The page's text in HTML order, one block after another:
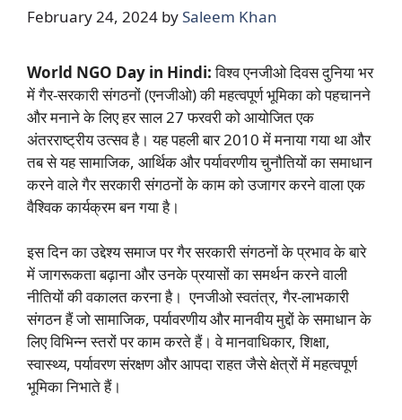
February 24, 2024 bySaleem Khan
World NGO Day in Hindi:विश्व एनजीओ दिवस दुनिया भर
में गैर-सरकारी संगठनों (एनजीओ) की महत्वपूर्ण भूमिका को पहचानने
और मनाने के लिए हर साल 27 फरवरी को आयोजित एक
अंतरराष्ट्रीय उत्सव है। यह पहली बार 2010 में मनाया गया था और
तब से यह सामाजिक, आर्थिक और पर्यावरणीय चुनौतियों का समाधान
करने वाले गैर सरकारी संगठनों के काम को उजागर करने वाला एक
वैश्विक कार्यक्रम बन गया है।
इस दिन का उद्देश्य समाज पर गैर सरकारी संगठनों के प्रभाव के बारे
में जागरूकता बढ़ाना और उनके प्रयासों का समर्थन करने वाली
नीतियों की वकालत करना है। एनजीओ स्वतंत्र, गैर-लाभकारी
संगठन हैं जो सामाजिक, पर्यावरणीय और मानवीय मुद्दों के समाधान के
लिए विभिन्न स्तरों पर काम करते हैं। वे मानवाधिकार, शिक्षा,
स्वास्थ्य, पर्यावरण संरक्षण और आपदा राहत जैसे क्षेत्रों में महत्वपूर्ण
भूमिका निभाते हैं।